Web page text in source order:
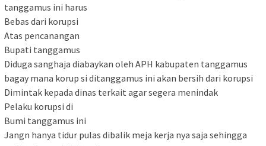
tanggamus ini harus
Bebas dari korupsi
Atas pencanangan
Bupati tanggamus
Diduga sanghaja diabaykan oleh APH kabupaten tanggamus
bagay mana korup si ditanggamus ini akan bersih dari korupsi
Dimintak kepada dinas terkait agar segera menindak
Pelaku korupsi di
Bumi tanggamus ini
Jangn hanya tidur pulas dibalik meja kerja nya saja sehingga